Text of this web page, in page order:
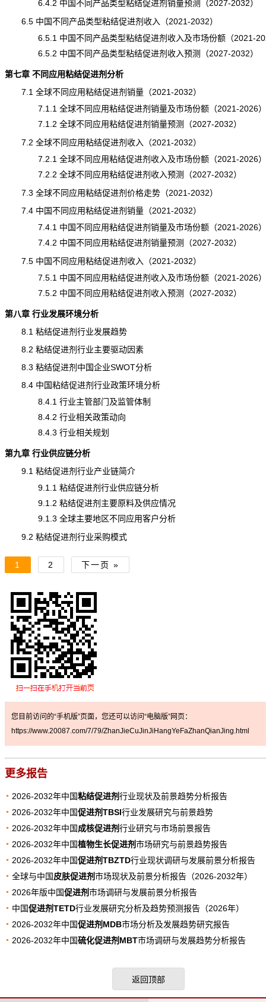
6.4.2 中国不同产品类型粘结促进剂销量预测（2027-2032）
6.5 中国不同产品类型粘结促进剂收入（2021-2032）
6.5.1 中国不同产品类型粘结促进剂收入及市场份额（2021-
6.5.2 中国不同产品类型粘结促进剂收入预测（2027-2032）
第七章 不同应用粘结促进剂分析
7.1 全球不同应用粘结促进剂销量（2021-2032）
7.1.1 全球不同应用粘结促进剂销量及市场份额（2021-2026）
7.1.2 全球不同应用粘结促进剂销量预测（2027-2032）
7.2 全球不同应用粘结促进剂收入（2021-2032）
7.2.1 全球不同应用粘结促进剂收入及市场份额（2021-2026）
7.2.2 全球不同应用粘结促进剂收入预测（2027-2032）
7.3 全球不同应用粘结促进剂价格走势（2021-2032）
7.4 中国不同应用粘结促进剂销量（2021-2032）
7.4.1 中国不同应用粘结促进剂销量及市场份额（2021-2026）
7.4.2 中国不同应用粘结促进剂销量预测（2027-2032）
7.5 中国不同应用粘结促进剂收入（2021-2032）
7.5.1 中国不同应用粘结促进剂收入及市场份额（2021-2026）
7.5.2 中国不同应用粘结促进剂收入预测（2027-2032）
第八章 行业发展环境分析
8.1 粘结促进剂行业发展趋势
8.2 粘结促进剂行业主要驱动因素
8.3 粘结促进剂中国企业SWOT分析
8.4 中国粘结促进剂行业政策环境分析
8.4.1 行业主管部门及监管体制
8.4.2 行业相关政策动向
8.4.3 行业相关规划
第九章 行业供应链分析
9.1 粘结促进剂行业产业链简介
9.1.1 粘结促进剂行业供应链分析
9.1.2 粘结促进剂主要原料及供应情况
9.1.3 全球主要地区不同应用客户分析
9.2 粘结促进剂行业采购模式
1 2 下一页 »
您目前访问的“手机版”页面，您还可以访问“电脑版”网页：
https://www.20087.com/7/79/ZhanJieCuJinJiHangYeFaZhanQianJing.html
更多报告
2026-2032年中国粘结促进剂行业现状及前景趋势分析报告
2026-2032年中国促进剂TBSI行业发展研究与前景趋势
2026-2032年中国成核促进剂行业研究与市场前景报告
2026-2032年中国植物生长促进剂市场研究与前景趋势报告
2026-2032年中国促进剂TBZTD行业现状调研与发展前景分析报告
全球与中国皮肤促进剂市场现状及前景分析报告（2026-2032年）
2026年版中国促进剂市场调研与发展前景分析报告
中国促进剂TETD行业发展研究分析及趋势预测报告（2026年）
2026-2032年中国促进剂MDB市场分析及发展趋势研究报告
2026-2032年中国硫化促进剂MBT市场调研与发展趋势分析报告
返回顶部